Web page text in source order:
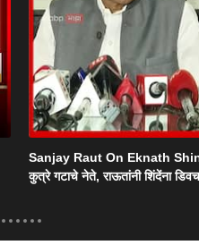
Sanjay Raut On Eknath
कुत्रे गटाचे नेते, राऊतांनी शिंदेंना